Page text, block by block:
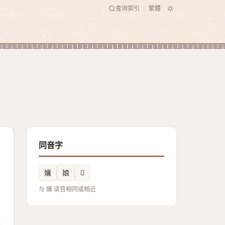
查询索引 繁體
同音字
孃 娘 𦷄
与 嬢 读音相同或相近